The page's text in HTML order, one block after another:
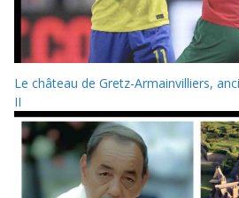
Le château de Gretz-Armainvilliers,
II